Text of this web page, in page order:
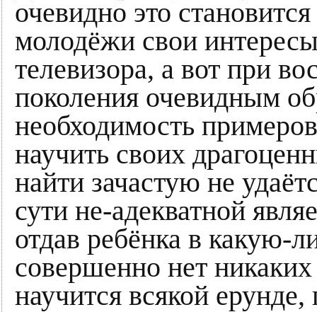
очевидно это
молодёжи свои
телевизора, а вот при
поколения очевидным
необходимость
научить своих
найти зачастую не
сути не-адекватной
отдав ребёнка в какую-
совершенно нет
научится всякой